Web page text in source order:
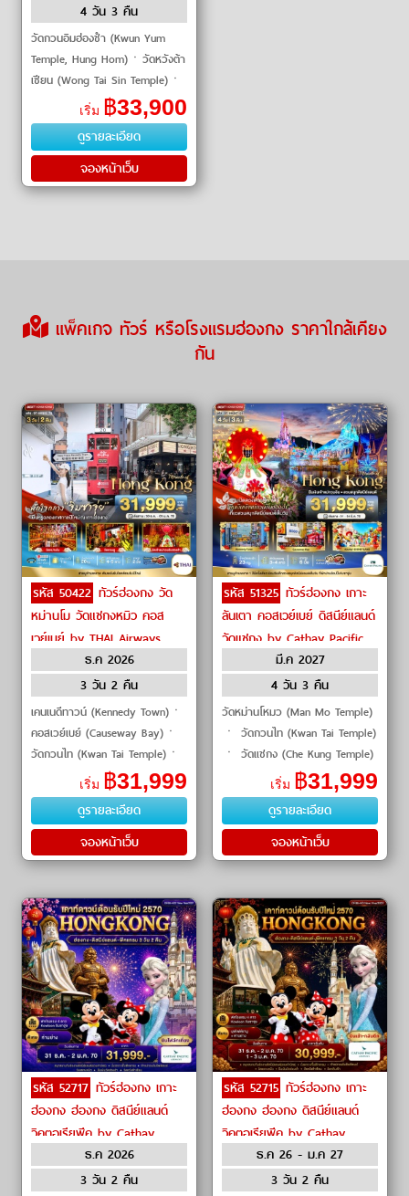
4 วัน 3 คืน
วัดกวนอิมฮ่องชำ (Kwun Yum
Temple, Hung Hom)ㆍวัดหวังต้า
เซียน (Wong Tai Sin Temple)ㆍ
โรงงานจิวเวอร์รี่ (Jewelry
Factory)ㆍร้านหยก (Jade Shop)
ㆍวัดแชกงหมิว (Che Kung Te
เริ่ม ฿33,900
ดูรายละเอียด
จองหน้าเว็บ
แพ็คเกจ ทัวร์ หรือโรงแรมฮ่องกง ราคาใกล้เคียง
กัน
รหัส 50422 ทัวร์ฮ่องกง วัด
หม่านโม วัดแชกงหมิว คอส
เวย์เบย์ by THAI Airways
ธ.ค 2026
3 วัน 2 คืน
เคนเนดีทาวน์ (Kennedy Town)ㆍ
คอสเวย์เบย์ (Causeway Bay)ㆍ
วัดกวนไท (Kwan Tai Temple)ㆍ
วัดเจ้าแม่กวนอิมฮองฮำ (Hung
Hom Kwun Yam Temple)ㆍโรง
งานจิวเวลรี่ (Jewelry Fa
เริ่ม ฿31,999
ดูรายละเอียด
จองหน้าเว็บ
รหัส 51325 ทัวร์ฮ่องกง เกาะ
ลันเตา คอสเวย์เบย์ ดิสนีย์แลนด์
วัดแชกง by Cathay Pacific
มี.ค 2027
4 วัน 3 คืน
วัดหม่านโหมว (Man Mo Temple)
ㆍ วัดกวนไท (Kwan Tai Temple)
ㆍ วัดแชกง (Che Kung Temple)
ㆍ ดิสนีย์แลนด์ (Disneyland) ㆍ
เคนเนดีทาวน์ (Kennedy Town)
#ดิสนีย์แลนด์ #ไม�
เริ่ม ฿31,999
ดูรายละเอียด
จองหน้าเว็บ
รหัส 52717 ทัวร์ฮ่องกง เกาะ
ฮ่องกง ฮ่องกง ดิสนีย์แลนด์
วิคตอเรียพีค by Cathay
ธ.ค 2026
3 วัน 2 คืน
รหัส 52715 ทัวร์ฮ่องกง เกาะ
ฮ่องกง ฮ่องกง ดิสนีย์แลนด์
วิคตอเรียพีค by Cathay
ธ.ค 26 - ม.ค 27
3 วัน 2 คืน